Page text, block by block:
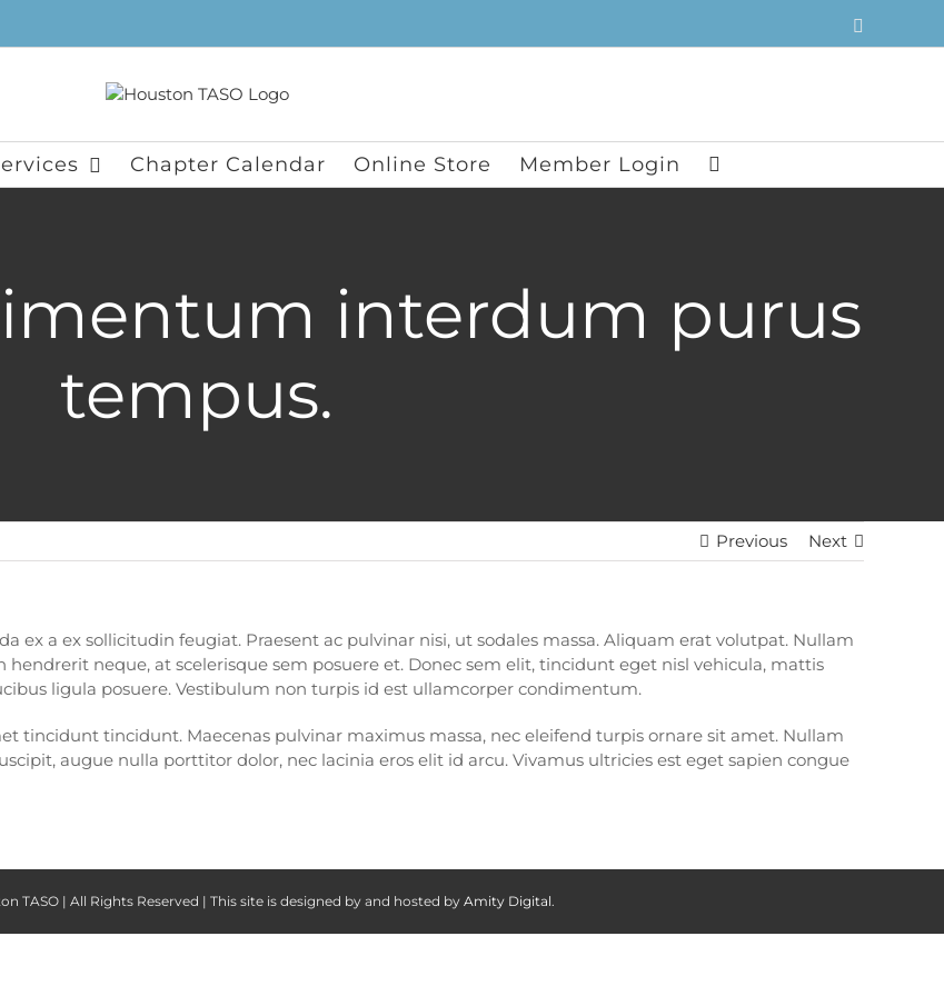
Chapter Calendar Online Store Member Login
interdum purus
tempus.
Previous Next
ex a ex sollicitudin feugiat. Praesent ac pulvinar nisi, ut sodales massa. Aliquam erat volutpat. Nullam
hendrerit neque, at scelerisque sem posuere et. Donec sem elit, tincidunt eget nisl vehicula, mattis
ligula posuere. Vestibulum non turpis id est ullamcorper condimentum.
tincidunt tincidunt. Maecenas pulvinar maximus massa, nec eleifend turpis ornare sit amet. Nullam
augue nulla porttitor dolor, nec lacinia eros elit id arcu. Vivamus ultricies est eget sapien congue
TASO | All Rights Reserved | This site is designed by and hosted by Amity Digital.